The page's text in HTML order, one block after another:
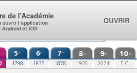
5e
1798
6e
1835
7e
1878
8e
1935
9e
2024
10e
E.C.
de l’Académie
ouvrir l’application
et iOS
OUVRIR